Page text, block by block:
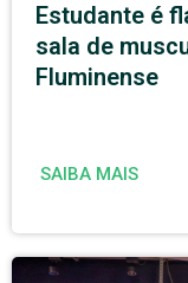
Estudante é
sala de
Fluminense
SAIBA MAIS